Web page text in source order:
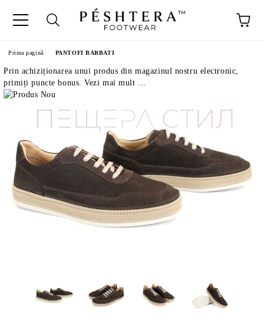
Prima pagină PANTOFI BARBATI
Prin achiziționarea unui produs din magazinul nostru electronic,
primiți puncte bonus. Vezi mai mult ...